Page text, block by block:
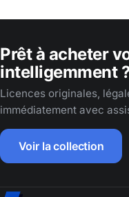
Prêt à acheter
intelligemment
Licences originales,
immédiatement avec
Voir la collection